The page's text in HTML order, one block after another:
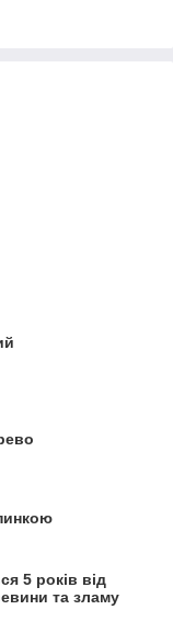
5 років від
та зламу